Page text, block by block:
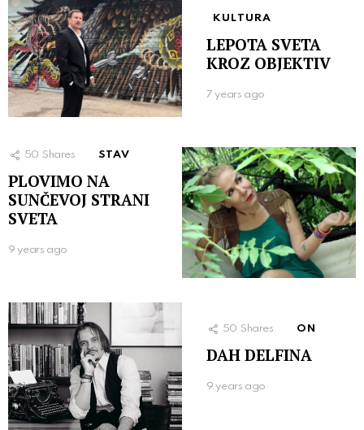
KULTURA
LEPOTA SVETA
KROZ OBJEKTIV
7 years ago
50 Shares STAV
PLOVIMO NA
SUNČEVOJ STRANI
SVETA
9 years ago
50 Shares ON
DAH DELFINA
9 years ago